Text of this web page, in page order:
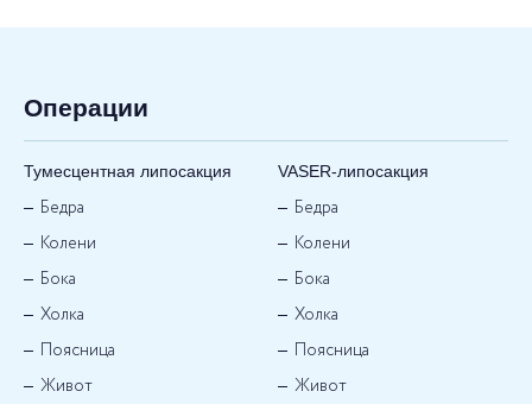
Операции
Тумесцентная липосакция
Бедра
Колени
Бока
Холка
Поясница
Живот
VASER-липосакция
Бедра
Колени
Бока
Холка
Поясница
Живот